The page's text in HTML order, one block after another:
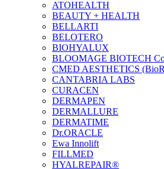
ATOHEALTH
BEAUTY + HEALTH
BELLARTI
BELOTERO
BIOHYALUX
BLOOMAGE BIOTECH
CMED AESTHETICS
CANTABRIA LABS
CURACEN
DERMAPEN
DERMALLURE
DERMATIME
Dr.ORACLE
Ewa Innolift
FILLMED
НYALREPAIR®